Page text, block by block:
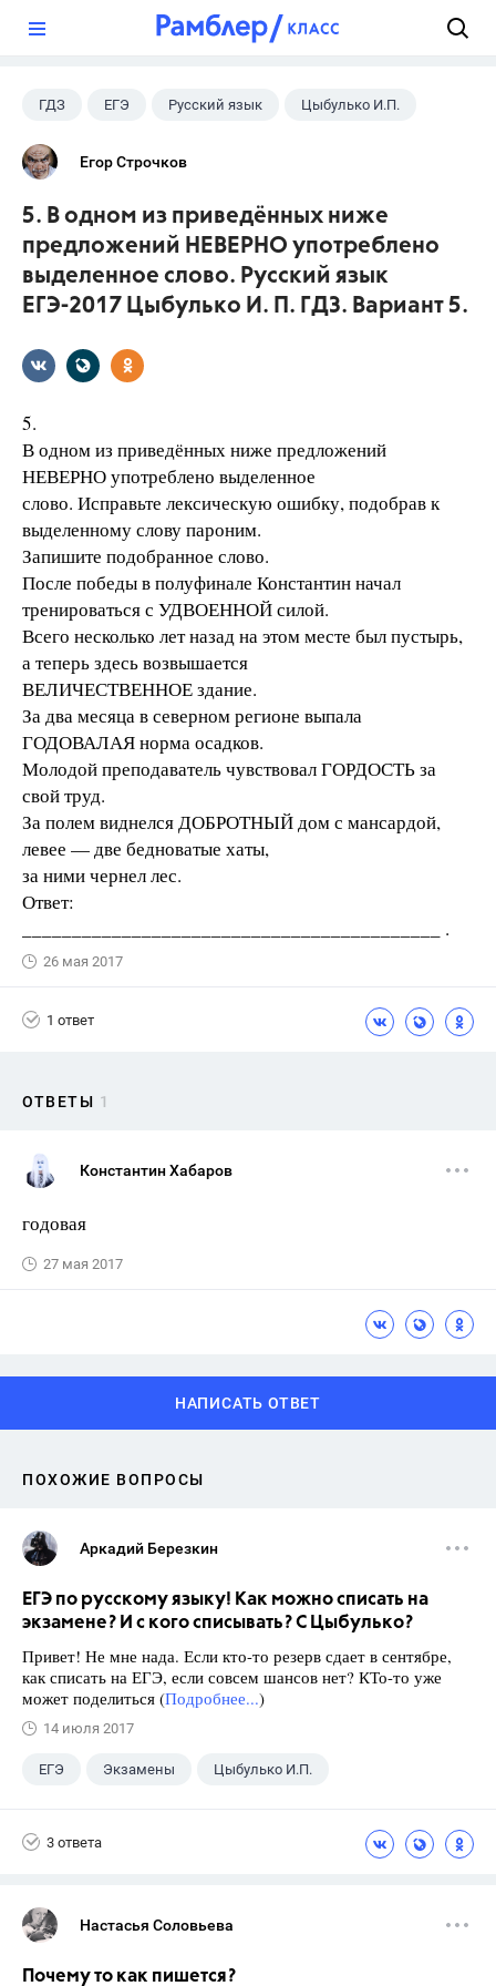
ГДЗ ЕГЭ Русский язык Цыбулько И.П.
Егор Строчков
5. В одном из приведённых ниже
предложений НЕВЕРНО употреблено
выделенное слово. Русский язык
ЕГЭ-2017 Цыбулько И. П. ГДЗ. Вариант 5.
5.
В одном из приведённых ниже предложений
НЕВЕРНО употреблено выделенное
слово. Исправьте лексическую ошибку, подобрав к
выделенному слову пароним.
Запишите подобранное слово.
После победы в полуфинале Константин начал
тренироваться с УДВОЕННОЙ силой.
Всего несколько лет назад на этом месте был пустырь,
а теперь здесь возвышается
ВЕЛИЧЕСТВЕННОЕ здание.
За два месяца в северном регионе выпала
ГОДОВАЛАЯ норма осадков.
Молодой преподаватель чувствовал ГОРДОСТЬ за
свой труд.
За полем виднелся ДОБРОТНЫЙ дом с мансардой,
левее — две бедноватые хаты,
за ними чернел лес.
Ответ:
__________________________________________ .
26 мая 2017
1 ответ
ОТВЕТЫ 1
Константин Хабаров
годовая
27 мая 2017
НАПИСАТЬ ОТВЕТ
ПОХОЖИЕ ВОПРОСЫ
Аркадий Березкин
ЕГЭ по русскому языку! Как можно списать на
экзамене? И с кого списывать? С Цыбулько?
Привет! Не мне нада. Если кто-то резерв сдает в сентябре,
как списать на ЕГЭ, если совсем шансов нет? КТо-то уже
может поделиться (Подробнее...)
14 июля 2017
ЕГЭ Экзамены Цыбулько И.П.
3 ответа
Настасья Соловьева
Почему то как пишется?